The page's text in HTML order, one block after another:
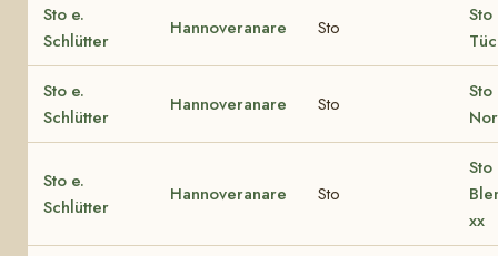
Sto e.
Schlütter
Hannoveranare Sto
Sto
Sto e.
Schlütter
Hannoveranare Sto
Sto
Sto e.
Schlütter
Hannoveranare Sto
Sto
xx